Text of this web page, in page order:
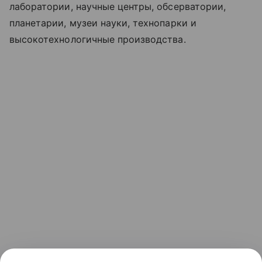
лаборатории, научные центры, обсерватории,
планетарии, музеи науки, технопарки и
высокотехнологичные производства.